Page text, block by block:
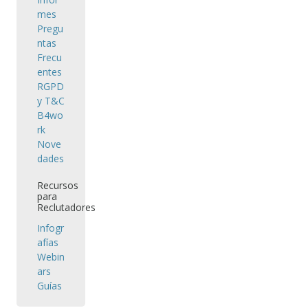
mes
Pregu
ntas
Frecu
entes
RGPD
y T&C
B4wo
rk
Nove
dades
Recursos
para
Reclutadores
Infogr
afías
Webin
ars
Guías